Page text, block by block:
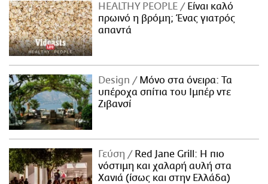
HEALTHY PEOPLE
Είναι καλό
πρωινό η βρόμη; Ένας γιατρός
απαντά
Design
Μόνο στα όνειρα: Τα
υπέροχα σπίτια του Ιμπέρ ντε
Ζιβανσί
Γεύση
Red Jane Grill: Η πιο
νόστιμη και χαλαρή αυλή στα
Χανιά (ίσως και στην Ελλάδα)